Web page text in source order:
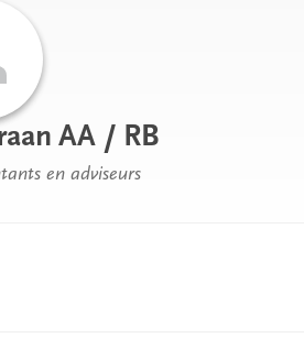
AA / RB
en adviseurs